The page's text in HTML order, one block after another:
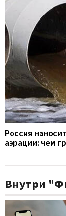
Россия
аэрации: чем
Внутри